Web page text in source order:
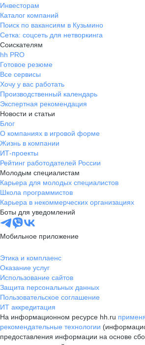
Инвесторам
Каталог компаний
Поиск по вакансиям в Кузьмино
Сетка: соцсеть для нетворкинга
Соискателям
hh PRO
Готовое резюме
Все сервисы
Хочу у вас работать
Производственный календарь
Экспертная рекомендация
Новости и статьи
Блог
О компаниях в игровой форме
Жизнь в компании
ИТ-проекты
Рейтинг работодателей России
Молодым специалистам
Карьера для молодых специалистов
Школа программистов
Карьера в некоммерческих организациях
Боты для уведомлений
Мобильное приложение
Этика и комплаенс
Оказание услуг
Использование сайтов
Защита персональных данных
Пользовательское соглашение
ИТ аккредитация
На информационном ресурсе hh.ru
рекомендательные технологии
предоставления информации на основе